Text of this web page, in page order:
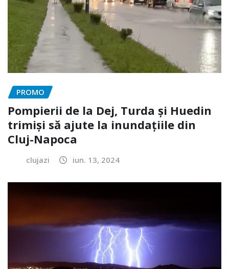
PROMO
Pompierii de la Dej, Turda și Huedin
trimiși să ajute la inundațiile din
Cluj-Napoca
clujazi iun. 13, 2024